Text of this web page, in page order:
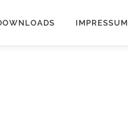
IMPRESSUM